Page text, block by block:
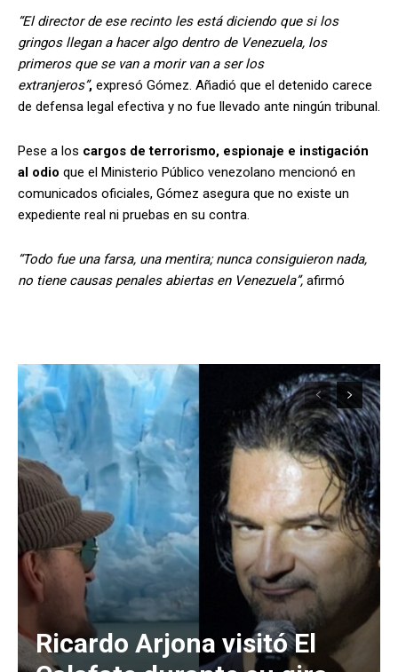
“El director de ese recinto les está diciendo que si los
gringos llegan a hacer algo dentro de Venezuela, los
primeros que se van a morir van a ser los
extranjeros”, expresó Gómez. Añadió que el detenido carece
de defensa legal efectiva y no fue llevado ante ningún tribunal.
Pese a los cargos de terrorismo, espionaje e instigación
al odio que el Ministerio Público venezolano mencionó en
comunicados oficiales, Gómez asegura que no existe un
expediente real ni pruebas en su contra.
“Todo fue una farsa, una mentira; nunca consiguieron nada,
no tiene causas penales abiertas en Venezuela”, afirmó
Ricardo Arjona visitó El